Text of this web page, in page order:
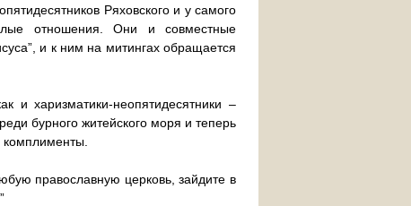
Ряховского и у самого
отношения. Они и совместные
и к ним на митингах обращается
и харизматики-неопятидесятники –
бурного житейского моря и теперь
комплименты.
православную церковь, зайдите в